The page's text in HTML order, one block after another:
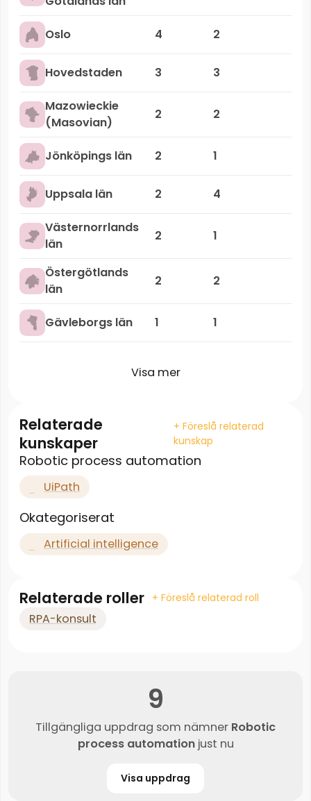
Oslo 4 2
Hovedstaden 3 3
Mazowieckie
(Masovian)
2 2
Jönköpings län 2 1
Uppsala län 2 4
Västernorrlands
län
2 1
Östergötlands
län
2 2
Gävleborgs län 1 1
Visa mer
Relaterade
kunskaper
+ Föreslå relaterad
kunskap
Robotic process automation
UiPath
Okategoriserat
Artificial intelligence
Relaterade roller + Föreslå relaterad roll
RPA-konsult
9
Tillgängliga uppdrag som nämner Robotic
process automationjust nu
Visa uppdrag